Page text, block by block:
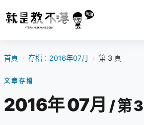
首頁 › 存檔：2016年07月 › 第 3 頁
文章存檔
2016年 07月 / 第